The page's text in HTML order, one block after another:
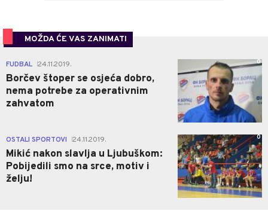
MOŽDA ĆE VAS ZANIMATI
FUDBAL 24.11.2019.
Borčev štoper se osjeća dobro,
nema potrebe za operativnim
zahvatom
0
OSTALI SPORTOVI 24.11.2019.
Mikić nakon slavlja u Ljubuškom:
Pobijedili smo na srce, motiv i
želju!
0